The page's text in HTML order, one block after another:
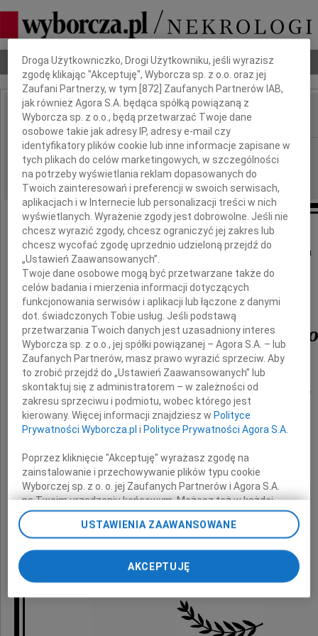
Nekrologi Odeszli Poradnik pogrzebowy
IMIĘ I NAZWISKO:
REGION: Warszawa
DATA EMISJI: 07.10.2009
Żegnamy zmarłego 5 października 2009 roku
prof. dr. hab.
Leszka Zienkowskiego
czołowego polskiego ekonomistę i statystyka,
członka Rady Naukowej naszego Instytutu,
jego pracownika w latach 1983-85,
Był powszechnie uznanym autorytetem
w zakresie makroekonomii i statystyki
Instytut Nauk Ekonomicznych
Dbamy o Twoją prywatność
Droga Użytkowniczko, Drogi Użytkowniku, jeśli wyrazisz
zgodę klikając "Akceptuję", Wyborcza sp. z o.o. oraz jej
Zaufani Partnerzy, w tym [872 ] Zaufanych Partnerów IAB,
jak również Agora S.A. będąca spółką powiązaną z
Wyborcza sp. z o.o., będą przetwarzać Twoje dane
osobowe takie jak adresy IP, adresy e-mail czy
identyfikatory plików cookie lub inne informacje zapisane w
tych plikach do celów marketingowych, w szczególności
na potrzeby wyświetlania reklam dopasowanych do
Twoich zainteresowań i preferencji w swoich serwisach,
aplikacjach i w Internecie lub personalizacji treści w nich
wyświetlanych. Wyrażenie zgody jest dobrowolne. Jeśli nie
chcesz wyrazić zgody, chcesz ograniczyć jej zakres lub
chcesz wycofać zgodę uprzednio udzieloną przejdź do
„Ustawień Zaawansowanych”.
Twoje dane osobowe mogą być przetwarzane także do
celów badania i mierzenia informacji dotyczących
funkcjonowania serwisów i aplikacji lub łączone z danymi
dot. świadczonych Tobie usług. Jeśli podstawą
przetwarzania Twoich danych jest uzasadniony interes
Wyborcza sp. z o.o., jej spółki powiązanej – Agora S.A. – lub
Zaufanych Partnerów, masz prawo wyrazić sprzeciw. Aby
to zrobić przejdź do „Ustawień Zaawansowanych” lub
skontaktuj się z administratorem – w zależności od
zakresu sprzeciwu i podmiotu, wobec którego jest
kierowany. Więcej informacji znajdziesz w Polityce
Prywatności Wyborcza.pl i Polityce Prywatności Agora S.A.
Poprzez kliknięcie "Akceptuję" wyrażasz zgodę na
zainstalowanie i przechowywanie plików typu cookie
Wyborczej sp. z o. o. jej Zaufanych Partnerów i Agora S.A.
na Twoim urządzeniu końcowym. Możesz też w każdej
chwili zmienić swoje preferencje dot. plików cookie,
ponownie wywołując narzędzie do zarządzania Twoimi
odnośnik „Ustawienia prywatności” w stopce serwisu i
przechodząc do sekcji „Ustawienia zaawansowane”.
Zmiana ustawień plików cookie możliwa jest także za
pomocą ustawień przeglądarki.
My, nasi Zaufani Partnerzy i Agora S.A. możemy
USTAWIENIA ZAAWANSOWANE
AKCEPTUJĘ